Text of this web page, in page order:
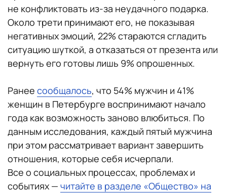
не конфликтовать из-за неудачного подарка.
Около трети принимают его, не показывая
негативных эмоций, 22% стараются сгладить
ситуацию шуткой, а отказаться от презента или
вернуть его готовы лишь 9% опрошенных.
Ранее сообщалось, что 54% мужчин и 41%
женщин в Петербурге воспринимают начало
года как возможность заново влюбиться. По
данным исследования, каждый пятый мужчина
при этом рассматривает вариант завершить
отношения, которые себя исчерпали.
Все о социальных процессах, проблемах и
событиях — читайте в разделе «Общество» на